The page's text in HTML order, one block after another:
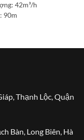
42m³/h
90m
Thạnh Lộc, Quận
Bàn, Long Biên, Hà